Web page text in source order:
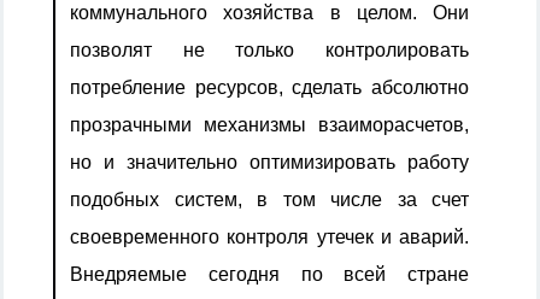
коммунального хозяйства в целом. Они
позволят не только контролировать
потребление ресурсов, сделать абсолютно
прозрачными механизмы взаиморасчетов,
но и значительно оптимизировать работу
подобных систем, в том числе за счет
своевременного контроля утечек и аварий.
Внедряемые сегодня по всей стране